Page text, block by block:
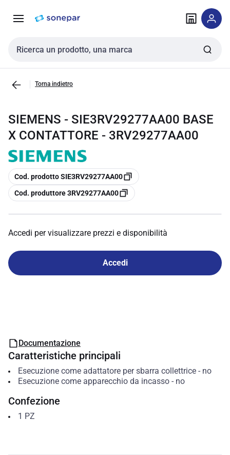
navigazione alla
Cerca input
Torna indietro
SIEMENS - SIE3RV29277AA00 BASE
X CONTATTORE - 3RV29277AA00
copia
Cod. prodotto SIE3RV29277AA00
copia
Cod. produttore 3RV29277AA00
Accedi per visualizzare prezzi e disponibilità
Accedi
Documentazione
Caratteristiche principali
Esecuzione come adattatore per sbarra collettrice- no
Esecuzione come apparecchio da incasso- no
Confezione
1 PZ